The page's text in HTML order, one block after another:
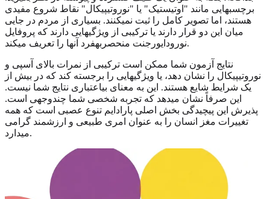
برچسبهایی مانند "اوتیستیک" یا "نوروتیپیکال" نقاط شروع مفیدی
هستند، اما تصویر کامل را ثبت نمیکنند. بسیاری از مردم در جایی
میان این دو قرار دارند یا ترکیبی از ویژگیهایی دارند که پروفایل
نورودایورجنت منحصربهفرد آنها را تعریف میکند.
نتایج آزمون شما ممکن است ترکیبی از نمرات بالای آسپی و
نوروتیپیکال را نشان دهد، یا ویژگیهایی را برجسته کند که در بیش از
یک شرایط شایع هستند. این به معنای بیاعتباری نتایج شما نیست.
این صرفاً نشان میدهد که تجربه شخصی شما چندوجهی است.
پذیرش این پیچیدگی بخش اصلی پارادایم تنوع عصبی است که همه
تغییرات مغز انسان را به عنوان امری طبیعی و ارزشمند گرامی
میدارد.